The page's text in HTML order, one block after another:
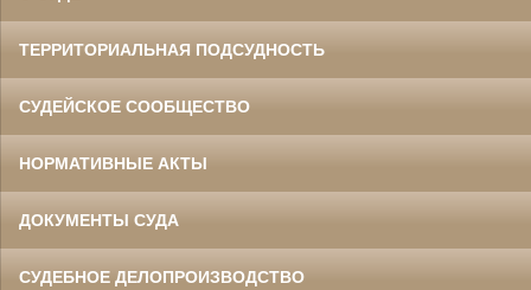
Участник Великой Отечественной войны
в период с 1969 по 1994 гг.
ТЕРРИТОРИАЛЬНАЯ ПОДСУДНОСТЬ
СУДЕЙСКОЕ СООБЩЕСТВО
НОРМАТИВНЫЕ АКТЫ
ДОКУМЕНТЫ СУДА
СУДЕБНОЕ ДЕЛОПРОИЗВОДСТВО